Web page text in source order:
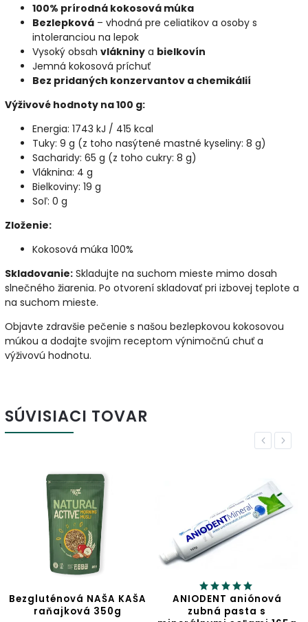
100% prírodná kokosová múka
Bezlepková – vhodná pre celiatikov a osoby s
intoleranciou na lepok
Vysoký obsah vlákniny a bielkovín
Jemná kokosová príchuť
Bez pridaných konzervantov a chemikálií
Výživové hodnoty na 100 g:
Energia: 1743 kJ / 415 kcal
Tuky: 9 g (z toho nasýtené mastné kyseliny: 8 g)
Sacharidy: 65 g (z toho cukry: 8 g)
Vláknina: 4 g
Bielkoviny: 19 g
Soľ: 0 g
Zloženie:
Kokosová múka 100%
Skladovanie: Skladujte na suchom mieste mimo dosah
slnečného žiarenia. Po otvorení skladovať pri izbovej teplote a
na suchom mieste.
Objavte zdravšie pečenie s našou bezlepkovou kokosovou
múkou a dodajte svojim receptom výnimočnú chuť a
výživovú hodnotu.
SÚVISIACI TOVAR
Previous
KAŠA
ANIODENT aniónová
zubná pasta s
Jablčný
Next